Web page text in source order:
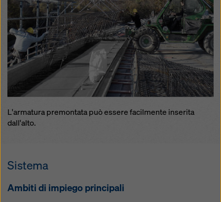
involontario del carrello di
casseratura
L'armatura premontata può essere facilmente inserita
dall'alto.
Sistema
Ambiti di impiego principali